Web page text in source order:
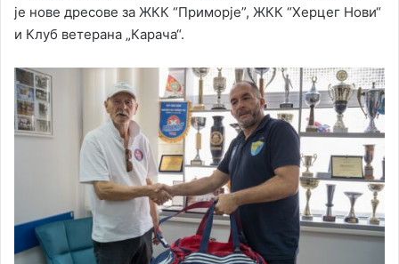
је нове дресове за ЖКК “Приморје”, ЖКК “Херцег Нови“
и Клуб ветерана „Карача“.